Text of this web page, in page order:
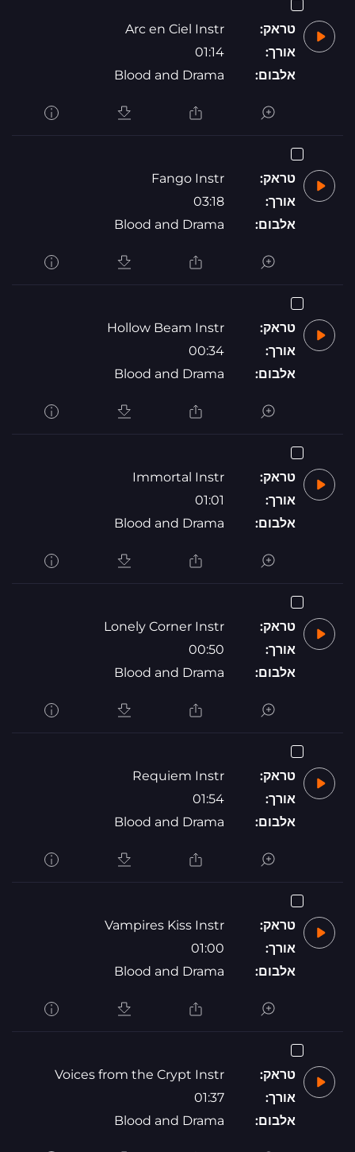
טראק:
Arc en Ciel Instr
אורך:
01:14
אלבום:
Blood and Drama
טראק:
Fango Instr
אורך:
03:18
אלבום:
Blood and Drama
טראק:
Hollow Beam Instr
אורך:
00:34
אלבום:
Blood and Drama
טראק:
Immortal Instr
אורך:
01:01
אלבום:
Blood and Drama
טראק:
Lonely Corner Instr
אורך:
00:50
אלבום:
Blood and Drama
טראק:
Requiem Instr
אורך:
01:54
אלבום:
Blood and Drama
טראק:
Vampires Kiss Instr
אורך:
01:00
אלבום:
Blood and Drama
טראק:
Voices from the Crypt Instr
אורך:
01:37
אלבום:
Blood and Drama